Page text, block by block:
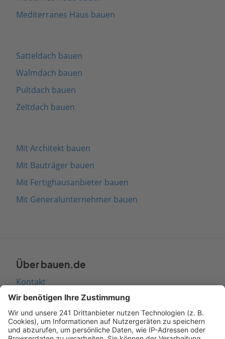
Mediterranes Haus bauen
Satteldach bauen
Walmdach bauen
Pultdach bauen
Zeltdach bauen
Mit Architekt bauen
Mit Bauträger bauen
Mit Fertighausanbieter bauen
Mit Generalunternehmer bauen
Über bauen.de
Kontakt
Seitenaufbau
Barrierefreiheit
Cookie Einstellungen